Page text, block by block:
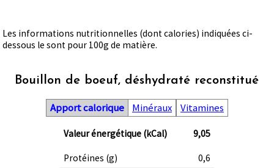
Les informations nutritionnelles (dont calories) indiquées ci-
dessous le sont pour 100g de matière.
Bouillon de boeuf, déshydraté reconstitué
Apport calorique Minéraux Vitamines
Valeur énergétique (kCal) 9,05
Protéines (g) 0,6